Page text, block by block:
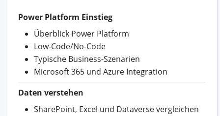
Power Platform Einstieg
Überblick Power Platform
Low-Code/No-Code
Typische Business-Szenarien
Microsoft 365 und Azure Integration
Daten verstehen
SharePoint, Excel und Dataverse vergleichen